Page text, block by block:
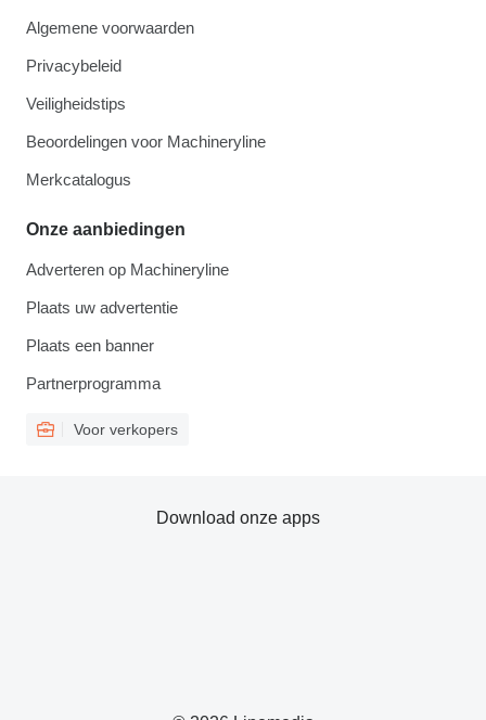
Algemene voorwaarden
Privacybeleid
Veiligheidstips
Beoordelingen voor Machineryline
Merkcatalogus
Onze aanbiedingen
Adverteren op Machineryline
Plaats uw advertentie
Plaats een banner
Partnerprogramma
Voor verkopers
Download onze apps